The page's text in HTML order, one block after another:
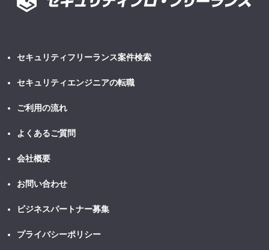
セキュリティフリーランス案件検索
セキュリティエンジニアの転職
ご利用の流れ
よくあるご質問
会社概要
お問い合わせ
ビジネスパートナー募集
プライバシーポリシー